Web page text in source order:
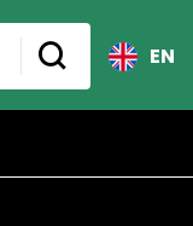
EN